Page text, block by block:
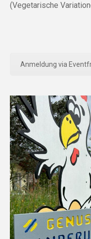
(Vegetarische
Anmeldung via